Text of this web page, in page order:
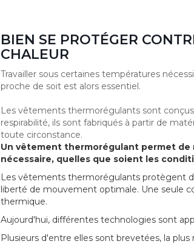
BIEN SE PROTÉGER
CHALEUR
Travailler sous certaines températures
proche de soit est alors essentiel.
Les vêtements thermorégulants sont
respirabilité, ils sont fabriqués à partir de
toute circonstance.
Un vêtement thermorégulant permet
nécessaire, quelles que soient les
Les vêtements thermorégulants protègent
liberté de mouvement optimale. Une seule
thermique.
Aujourd'hui, différentes technologies sont
Plusieurs d'entre elles sont brevetées, la